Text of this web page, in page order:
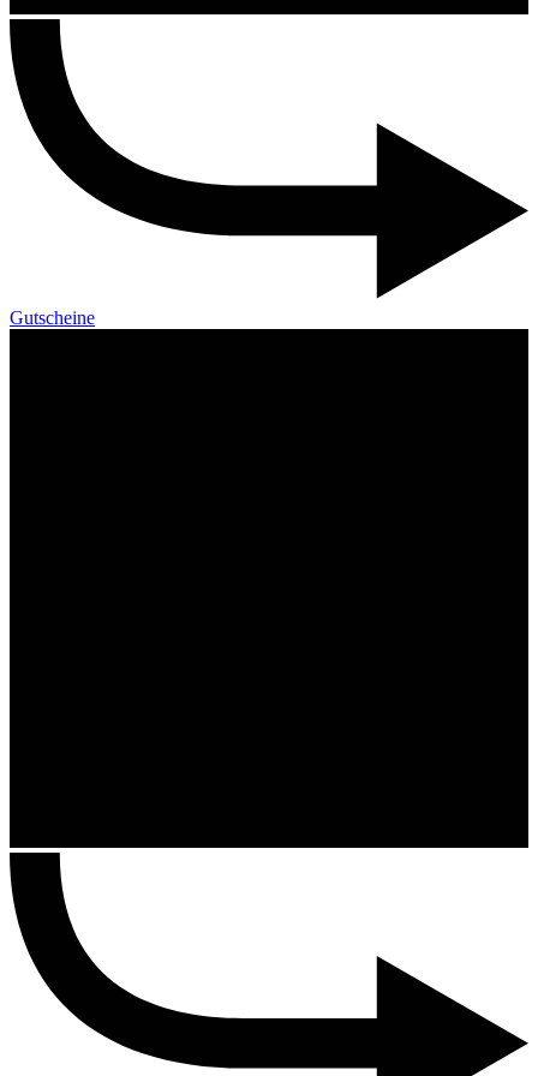
Gutscheine